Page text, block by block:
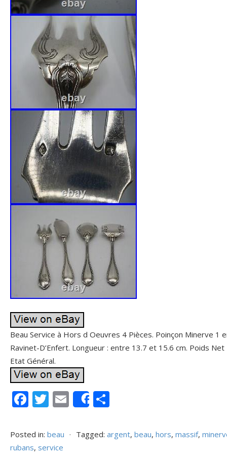
Beau Service à Hors d Oeuvres 4 Pièces. Poinçon Minerve 1
Ravinet-D’Enfert. Longueur : entre 13.7 et 15.6 cm. Poids
Etat Général.
F
e
b
T
itt
er
E
ai
Share
ta
Posted in: beau ⋅ Tagged: argent, beau, hors, massif,
rubans, service